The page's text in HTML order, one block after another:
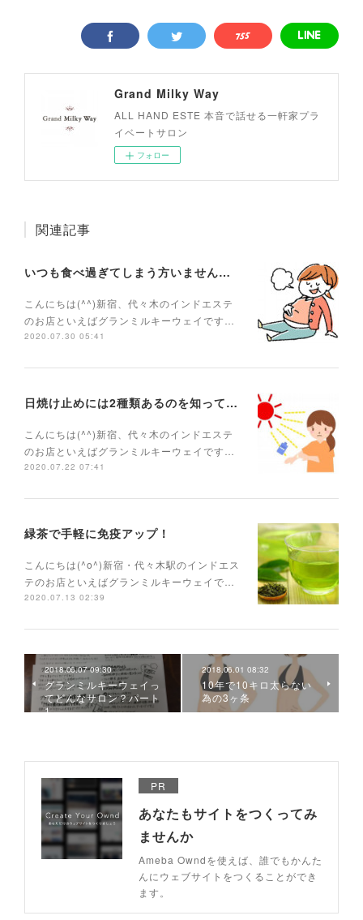
Grand Milky Way
ALL HAND ESTE 本音で話せる一軒家プラ
イベートサロン
フォロー
関連記事
いつも食べ過ぎてしまう方いませんか？
こんにちは(^^)新宿、代々木のインドエステ
のお店といえばグランミルキーウェイです…
2020.07.30 05:41
日焼け止めには2種類あるのを知っていますか？
こんにちは(^^)新宿、代々木のインドエステ
のお店といえばグランミルキーウェイです…
2020.07.22 07:41
緑茶で手軽に免疫アップ！
こんにちは(^o^)新宿・代々木駅のインドエス
テのお店といえばグランミルキーウェイで…
2020.07.13 02:39
2018.06.07 09:30
グランミルキーウェイっ
てどんなサロン？パート
1
2018.06.01 08:32
10年で10キロ太らない
為の3ヶ条
PR
あなたもサイトをつくってみ
ませんか
Ameba Owndを使えば、誰でもかんた
んにウェブサイトをつくることができ
ます。